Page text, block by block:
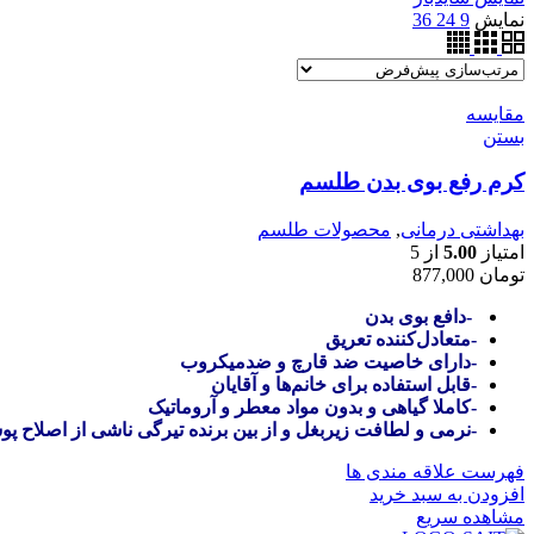
نمایش 9
24
36
مقایسه
بستن
کرم رفع بوی بدن طلسم
بهداشتی درمانی, محصولات طلسم
امتیاز 5.00 از 5
تومان
-دافع بوی بدن
-متعادل‌کننده تعریق
-دارای خاصیت ضد قارچ و ضدمیکروب
-قابل استفاده برای خانم‌ها و آقایان
-کاملا گیاهی و بدون مواد معطر و آروماتیک
-نرمی و لطافت زیربغل و از بین برنده تیرگی ناشی از اصلاح
فهرست علاقه مندی ها
افزودن به سبد خرید
مشاهده سریع